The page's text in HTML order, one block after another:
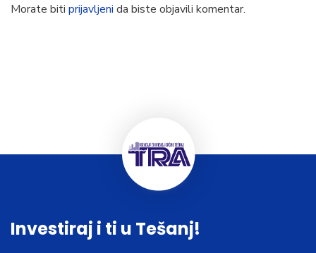
Morate biti prijavljeni da biste objavili komentar.
Investiraj i ti u Tešanj!